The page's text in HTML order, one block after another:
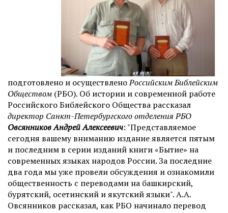
подготовлено и осуществленоРоссийским Библейским
Обществом (РБО). Об истории и современной работе
Российского Библейского Общества рассказал
директор Санкт-Петербургского отделения РБО
Овсянников Андрей Алексеевич: "Представляемое
сегодня вашему вниманию издание является пятым
и последним в серии изданий книги «Бытие» на
современных языках народов России. За последние
два года мы уже провели обсуждения и ознакомили
общественность с переводами на башкирский,
бурятский, осетинский и якутский языки". А.А.
Овсянников рассказал, как РБО начинало перевод